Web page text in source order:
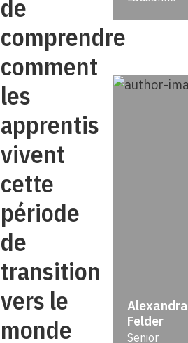
de
comprendre
comment
les
apprentis
vivent
cette
période
de
transition
vers le
monde
Alexandra
Felder
Senior